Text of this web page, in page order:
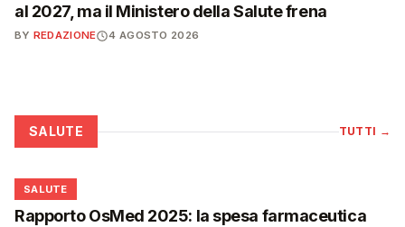
al 2027, ma il Ministero della Salute frena
BY REDAZIONE 4 AGOSTO 2026
SALUTE TUTTI →
❤️
SALUTE
Rapporto OsMed 2025: la spesa farmaceutica